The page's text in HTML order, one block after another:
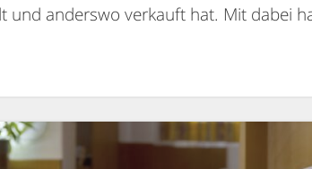
und anderswo verkauft hat. Mit dabei